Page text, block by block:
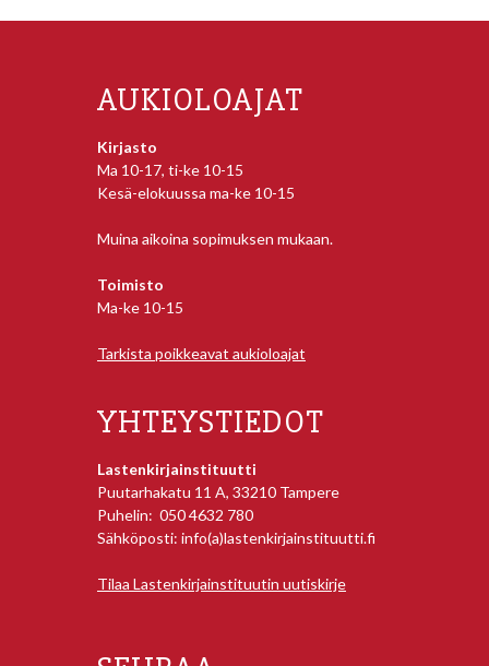
AUKIOLOAJAT
Kirjasto
Ma 10-17, ti-ke 10-15
Kesä-elokuussa ma-ke 10-15
Muina aikoina sopimuksen mukaan.
Toimisto
Ma-ke 10-15
Tarkista poikkeavat aukioloajat
YHTEYSTIEDOT
Lastenkirjainstituutti
Puutarhakatu 11 A, 33210 Tampere
Puhelin: 050 4632 780
Sähköposti: info(a)lastenkirjainstituutti.fi
Tilaa Lastenkirjainstituutin uutiskirje